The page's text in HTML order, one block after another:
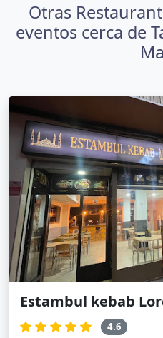
Otras
eventos cerca de
Estambul kebab
4.6